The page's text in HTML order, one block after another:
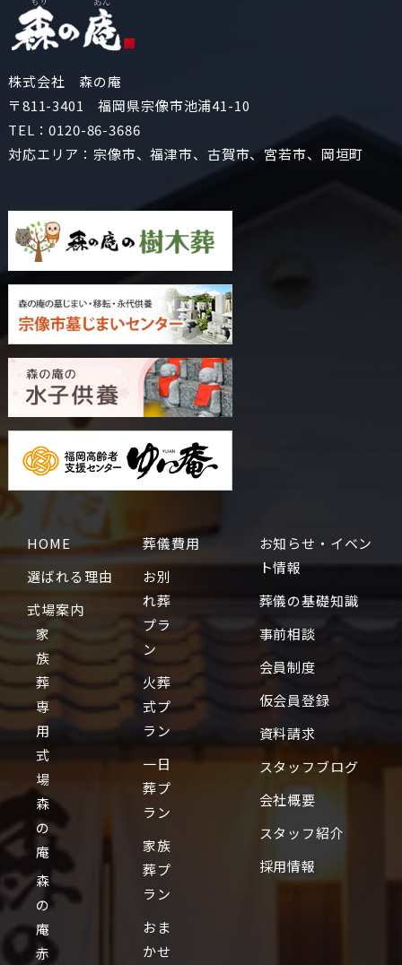
株式会社 森の庵
〒811-3401 福岡県宗像市池浦41-10
TEL：0120-86-3686
対応エリア：宗像市、福津市、古賀市、宮若市、岡垣町
HOME
選ばれる理由
式場案内
家
族
葬
専
用
式
場
森
の
庵
森
の
庵
赤
葬儀費用
お別
れ葬
プラ
ン
火葬
式プ
ラン
一日
葬プ
ラン
家族
葬プ
ラン
おま
かせ
お知らせ・イベン
ト情報
葬儀の基礎知識
事前相談
会員制度
仮会員登録
資料請求
スタッフブログ
会社概要
スタッフ紹介
採用情報